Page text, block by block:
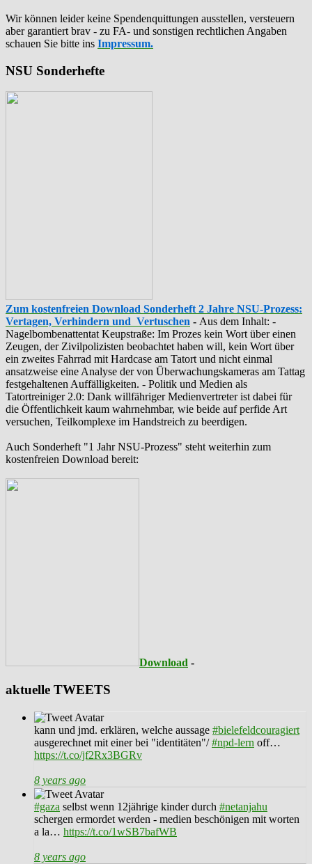
Wir können leider keine Spendenquittungen ausstellen, versteuern
aber garantiert brav - zu FA- und sonstigen rechtlichen Angaben
schauen Sie bitte ins Impressum.
NSU Sonderhefte
Zum kostenfreien Download Sonderheft 2 Jahre NSU-Prozess:
Vertagen, Verhindern und Vertuschen - Aus dem Inhalt: -
‪Nagelbombenattentat‬ ‎Keupstraße‬: Im Prozes kein Wort über einen
Zeugen, der Zivilpolizisten beobachtet haben will, kein Wort über
ein zweites Fahrrad mit Hardcase am Tatort und nicht einmal
ansatzweise eine Analyse der von Überwachungskameras am Tattag
festgehaltenen Auffälligkeiten. - Politik und Medien als
‪Tatortreiniger‬ 2.0: Dank willfähriger Medienvertreter ist dabei für
die Öffentlichkeit kaum wahrnehmbar, wie beide auf perfide Art
versuchen, Teilkomplexe im Handstreich zu beerdigen.
Auch Sonderheft "1 Jahr NSU-Prozess" steht weiterhin zum
kostenfreien Download bereit:
Download -
aktuelle TWEETS
kann und jmd. erklären, welche aussage #bielefeldcouragiert
ausgerechnet mit einer bei "identitäten"/#npd-lern off…
https://t.co/jf2Rx3BGRv
8 years ago
#gaza selbst wenn 12jährige kinder durch #netanjahu
schergen ermordet werden - medien beschönigen mit worten
a la… https://t.co/1wSB7bafWB
8 years ago